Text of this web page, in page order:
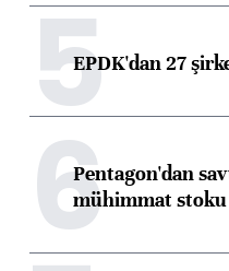
5EPDK'dan 27
6Pentagon'dan
mühimmat stoku